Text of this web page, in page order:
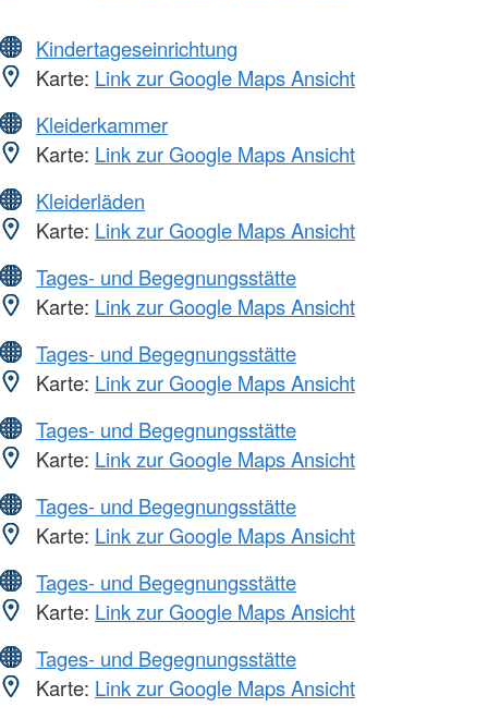
Kindertageseinrichtung
Karte: Link zur Google Maps Ansicht
Kleiderkammer
Karte: Link zur Google Maps Ansicht
Kleiderläden
Karte: Link zur Google Maps Ansicht
Tages- und Begegnungsstätte
Karte: Link zur Google Maps Ansicht
Tages- und Begegnungsstätte
Karte: Link zur Google Maps Ansicht
Tages- und Begegnungsstätte
Karte: Link zur Google Maps Ansicht
Tages- und Begegnungsstätte
Karte: Link zur Google Maps Ansicht
Tages- und Begegnungsstätte
Karte: Link zur Google Maps Ansicht
Tages- und Begegnungsstätte
Karte: Link zur Google Maps Ansicht